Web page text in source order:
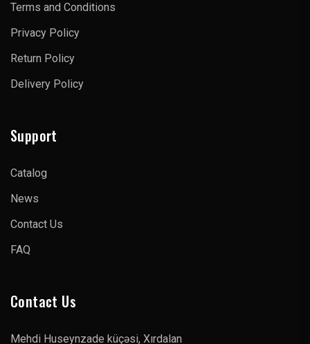
Terms and Conditions
Privacy Policy
Return Policy
Delivery Policy
Support
Catalog
News
Contact Us
FAQ
Contact Us
Mehdi Huseynzade küçəsi, Xırdalan